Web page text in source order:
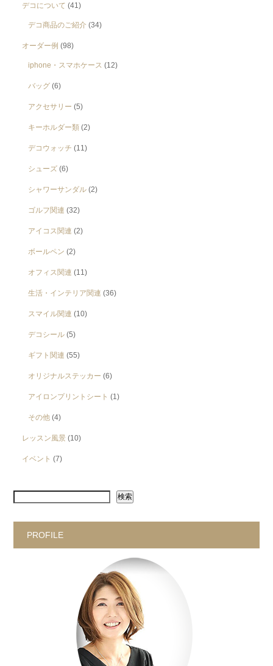
デコについて (41)
デコ商品のご紹介 (34)
オーダー例 (98)
iphone・スマホケース (12)
バッグ (6)
アクセサリー (5)
キーホルダー類 (2)
デコウォッチ (11)
シューズ (6)
シャワーサンダル (2)
ゴルフ関連 (32)
アイコス関連 (2)
ボールペン (2)
オフィス関連 (11)
生活・インテリア関連 (36)
スマイル関連 (10)
デコシール (5)
ギフト関連 (55)
オリジナルステッカー (6)
アイロンプリントシート (1)
その他 (4)
レッスン風景 (10)
イベント (7)
検索
PROFILE